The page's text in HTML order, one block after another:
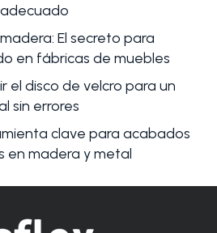
El secreto para
en fábricas de muebles
el disco de velcro para un
sin errores
clave para acabados
en madera y metal